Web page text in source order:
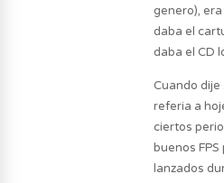
genero),
daba el
daba el CD
Cuando dije
referia a
ciertos
buenos
lanzados